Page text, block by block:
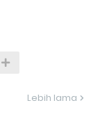
Lebih lama